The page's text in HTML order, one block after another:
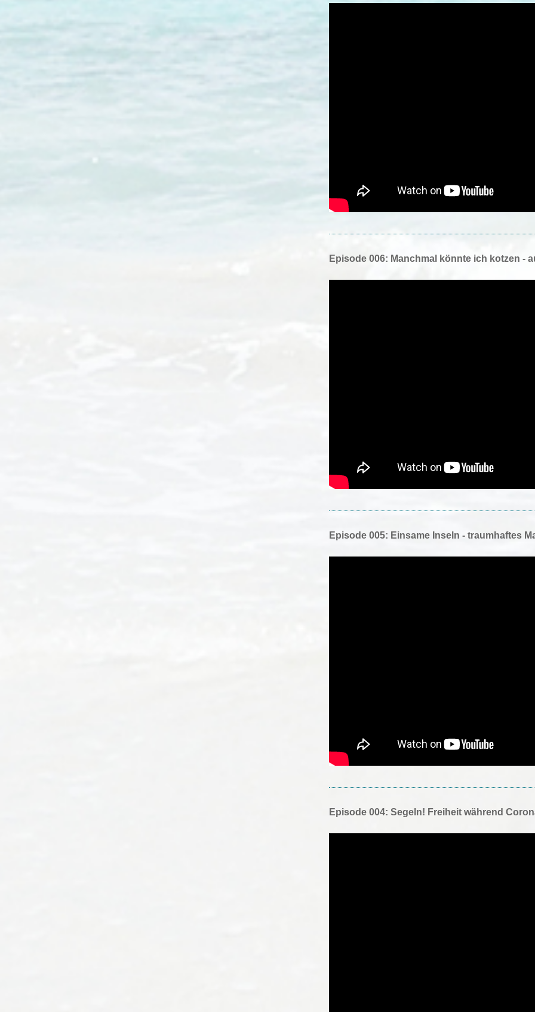
Episode 006: Manchmal könnte ich kotzen -
Episode 005: Einsame Inseln - traumhaftes
Episode 004: Segeln! Freiheit während